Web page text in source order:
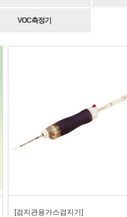
VOC측정기
[검지관용가스검지기]